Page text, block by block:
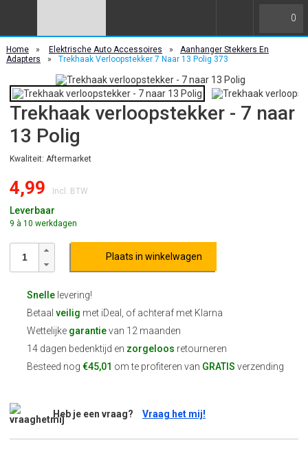
0
Home » Elektrische Auto Accessoires »
Aanhanger Stekkers En
Adapters
» Trekhaak Verloopstekker 7 Naar 13 Polig 373
Trekhaak verloopstekker - 7 naar
13 Polig
Kwaliteit: Aftermarket
4,99 Incl. BTW
Leverbaar
9 à 10 werkdagen
Plaats in winkelwagen
Snellelevering!
Betaal veilig met iDeal, of achteraf met Klarna
Wettelijke garantievan 12 maanden
14 dagen bedenktijd en zorgeloos retourneren
Besteed nog €45,01 om te profiteren van GRATIS verzending
Heb je een vraag? Vraag het mij!